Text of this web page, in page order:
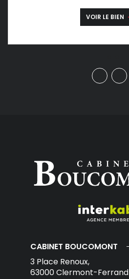
VOIR LE BIEN
CABINET BOUCOMONT
3 Place Renoux,
63000Clermont-Ferrand